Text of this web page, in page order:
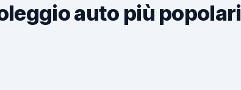
auto più popolari